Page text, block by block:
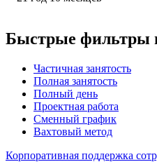
Быстрые фильтры
Частичная занятость
Полная занятость
Полный день
Проектная работа
Сменный график
Вахтовый метод
Корпоративная поддержка